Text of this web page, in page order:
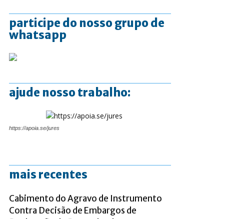
participe do nosso grupo de
whatsapp
ajude nosso trabalho:
https://apoia.se/jures
mais recentes
Cabimento do Agravo de Instrumento
Contra Decisão de Embargos de